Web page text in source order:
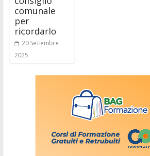
comunale
per
ricordarlo
20 Settembre
2025